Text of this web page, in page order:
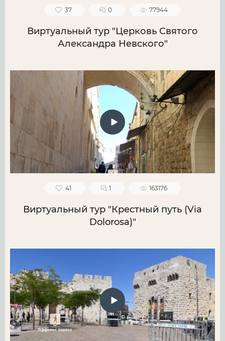
37 0 77944
Виртуальный тур "Церковь Святого
Александра Невского"
41 1 163176
Виртуальный тур "Крестный путь (Via
Dolorosa)"